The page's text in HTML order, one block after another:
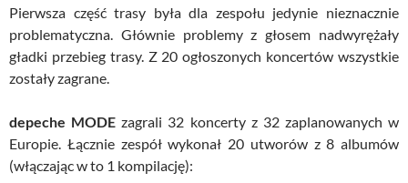
Pierwsza część trasy była dla zespołu jedynie nieznacznie
problematyczna. Głównie problemy z głosem nadwyrężały
gładki przebieg trasy. Z 20 ogłoszonych koncertów wszystkie
zostały zagrane.
depeche MODE zagrali 32 koncerty z 32 zaplanowanych w
Europie. Łącznie zespół wykonał 20 utworów z 8 albumów
(włączając w to 1 kompilację):